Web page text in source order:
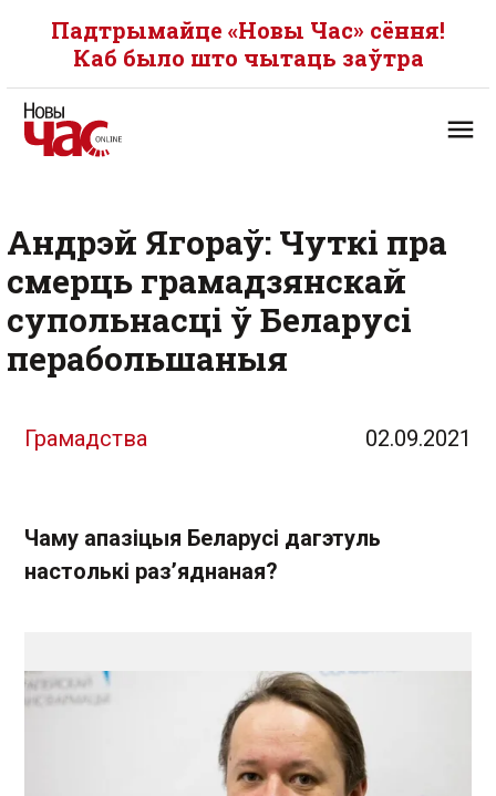
Падтрымайце «Новы Час» сёння!
Каб было што чытаць заўтра
Андрэй Ягораў: Чуткі пра
смерць грамадзянскай
супольнасці ў Беларусі
перабольшаныя
Грамадства 02.09.2021
Чаму апазіцыя Беларусі дагэтуль
настолькі раз’яднаная?